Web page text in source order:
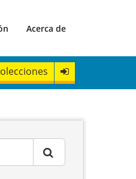
Acerca de